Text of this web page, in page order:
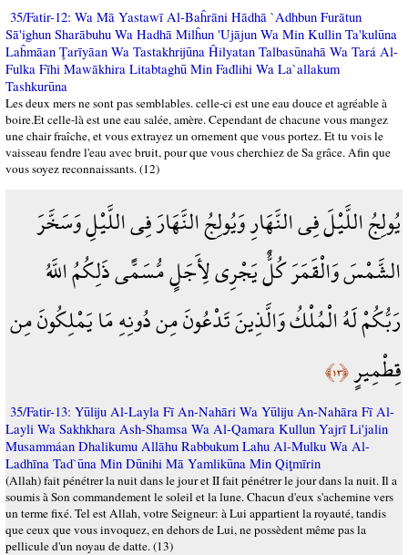
35/Fatir-12: Wa Mā Yastawī Al-Baĥrāni Hādhā `Adhbun Furātun
Sā'ighun Sharābuhu Wa Hadhā Milĥun 'Ujājun Wa Min Kullin Ta'kulūna
Laĥmāan Ţarīyāan Wa Tastakhrijūna Ĥilyatan Talbasūnahā Wa Tará Al-
Fulka Fīhi Mawākhira Litabtaghū Min Fađlihi Wa La`allakum
Tashkurūna
Les deux mers ne sont pas semblables. celle-ci est une eau douce et agréable à
boire.Et celle-là est une eau salée, amère. Cependant de chacune vous mangez
une chair fraîche, et vous extrayez un ornement que vous portez. Et tu vois le
vaisseau fendre l'eau avec bruit, pour que vous cherchiez de Sa grâce. Afin que
vous soyez reconnaissants. (12)
يُولِجُ اللَّيْلَ فِي النَّهَارِ وَيُولِجُ النَّهَارَ فِي اللَّيْلِ وَسَخَّرَ
الشَّمْسَ وَالْقَمَرَ كُلٌّ يَجْرِي لِأَجَلٍ مُّسَمًّى ذَلِكُمُ اللَّهُ
رَبُّكُمْ لَهُ الْمُلْكُ وَالَّذِينَ تَدْعُونَ مِن دُونِهِ مَا يَمْلِكُونَ مِن
قِطْمِيرٍ﴿١٣﴾
35/Fatir-13: Yūliju Al-Layla Fī An-Nahāri Wa Yūliju An-Nahāra Fī Al-
Layli Wa Sakhkhara Ash-Shamsa Wa Al-Qamara Kullun Yajrī Li'jalin
Musammáan Dhalikumu Allāhu Rabbukum Lahu Al-Mulku Wa Al-
Ladhīna Tad`ūna Min Dūnihi Mā Yamlikūna Min Qiţmīrin
(Allah) fait pénétrer la nuit dans le jour et II fait pénétrer le jour dans la nuit. Il a
soumis à Son commandement le soleil et la lune. Chacun d'eux s'achemine vers
un terme fixé. Tel est Allah, votre Seigneur: à Lui appartient la royauté, tandis
que ceux que vous invoquez, en dehors de Lui, ne possèdent même pas la
pellicule d'un noyau de datte. (13)